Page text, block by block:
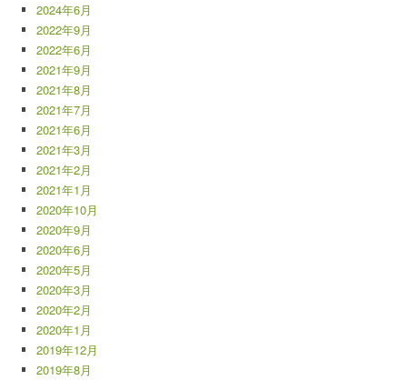
2024年6月
2022年9月
2022年6月
2021年9月
2021年8月
2021年7月
2021年6月
2021年3月
2021年2月
2021年1月
2020年10月
2020年9月
2020年6月
2020年5月
2020年3月
2020年2月
2020年1月
2019年12月
2019年8月